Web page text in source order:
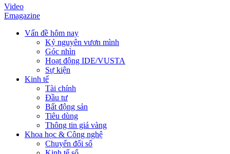
Video
Emagazine
Vấn đề hôm nay
Kỷ nguyên vươn mình
Góc nhìn
Hoạt động IDE/VUSTA
Sự kiện
Kinh tế
Tài chính
Đầu tư
Bất động sản
Tiêu dùng
Thông tin giá vàng
Khoa học & Công nghệ
Chuyển đổi số